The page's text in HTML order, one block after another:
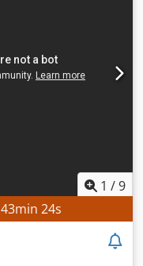
1 /9
43min 21s